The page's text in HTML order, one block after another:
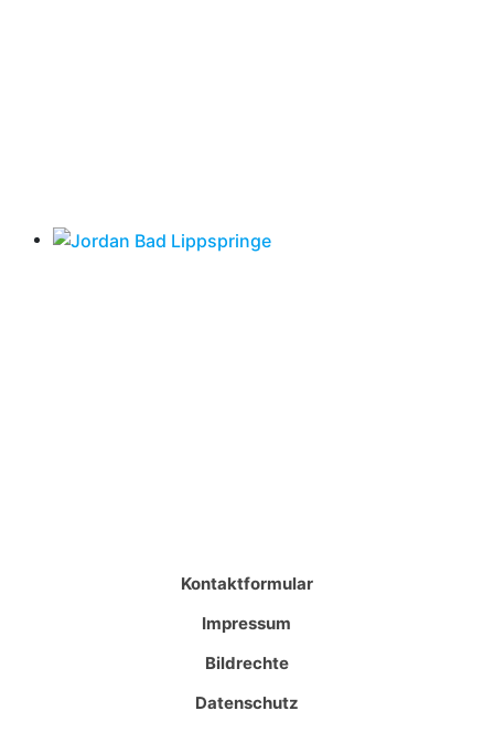
Kontaktformular
Impressum
Bildrechte
Datenschutz